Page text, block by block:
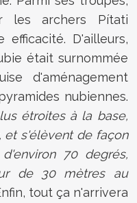
les archers Pítati
D'ailleurs,
était surnommée
d'aménagement
nubiennes.
étroites à la base,
et s'élèvent de façon
70 degrés,
de 30 mètres au
tout ça n'arrivera